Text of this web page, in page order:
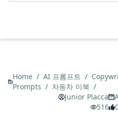
Home / AI 프롬프트 /
Prompts / 자동차 이북 /
Junior Placca
516